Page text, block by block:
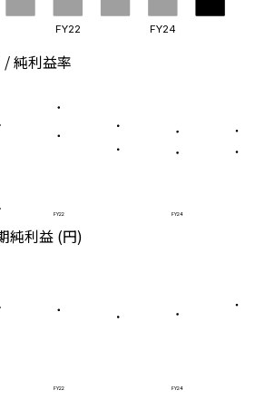
FY22 FY24
/ 純利益率
FY22 FY24
純利益 (円)
FY22 FY24